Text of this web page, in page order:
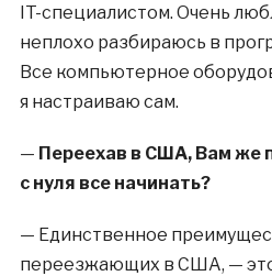
IT-специалистом. Очень
неплохо разбираюсь в
Все компьютерное
я настраиваю сам.
— Переехав в США, Вам же
с нуля все начинать?
— Единственное
переезжающих в США, —